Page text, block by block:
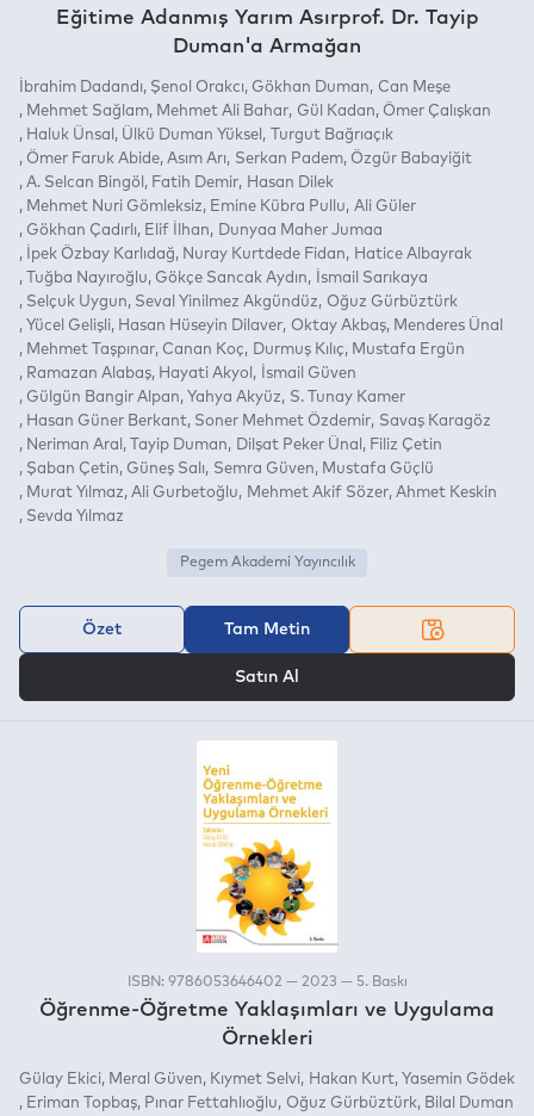
Eğitime Adanmış Yarım Asırprof. Dr. Tayip
Duman'a Armağan
İbrahim Dadandı Şenol Orakcı Gökhan Duman
Can Meşe
Mehmet Sağlam
Mehmet Ali Bahar Gül Kadan
Ömer Çalışkan
Haluk Ünsal
Ülkü Duman Yüksel
Turgut Bağrıaçık
Ömer Faruk Abide Asım Arı Serkan Padem Özgür Babayiğit
A. Selcan Bingöl
Fatih Demir
Hasan Dilek
Mehmet Nuri Gömleksiz
Emine Kübra Pullu
Ali Güler
Gökhan Çadırlı
Elif İlhan
Dunyaa Maher Jumaa
İpek Özbay Karlıdağ
Nuray Kurtdede Fidan
Hatice Albayrak
Tuğba Nayıroğlu
Gökçe Sancak Aydın
İsmail Sarıkaya
Selçuk Uygun
Seval Yinilmez Akgündüz
Oğuz Gürbüztürk
Yücel Gelişli
Hasan Hüseyin Dilaver Oktay Akbaş
Menderes Ünal
Mehmet Taşpınar Canan Koç Durmuş Kılıç
Mustafa Ergün
Ramazan Alabaş
Hayati Akyol
İsmail Güven
Gülgün Bangir Alpan
Yahya Akyüz
S. Tunay Kamer
Hasan Güner Berkant Soner Mehmet Özdemir
Savaş Karagöz
Neriman Aral
Tayip Duman Dilşat Peker Ünal
Filiz Çetin
Şaban Çetin
Güneş Salı Semra Güven
Mustafa Güçlü
Murat Yılmaz Ali Gurbetoğlu Mehmet Akif Sözer Ahmet Keskin
Sevda Yılmaz
Pegem Akademi Yayıncılık
Özet Tam Metin
Satın Al
ISBN: 9786053646402 — 2023 — 5. Baskı
Öğrenme-Öğretme Yaklaşımları ve Uygulama
Örnekleri
Gülay Ekici Meral Güven Kıymet Selvi Hakan Kurt Yasemin Gödek
Eriman Topbaş
Pınar Fettahlıoğlu Oğuz Gürbüztürk
Bilal Duman